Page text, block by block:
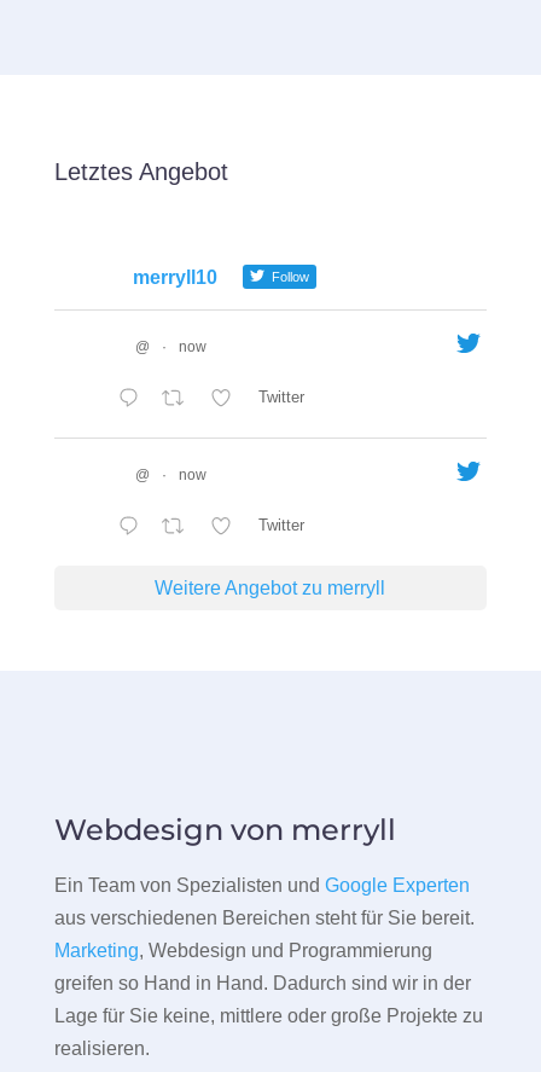
Letztes Angebot
merryll10 Follow
@ · now
Twitter
@ · now
Twitter
Weitere Angebot zu merryll
Webdesign von merryll
Ein Team von Spezialisten und Google Experten
aus verschiedenen Bereichen steht für Sie bereit.
Marketing, Webdesign und Programmierung
greifen so Hand in Hand. Dadurch sind wir in der
Lage für Sie keine, mittlere oder große Projekte zu
realisieren.